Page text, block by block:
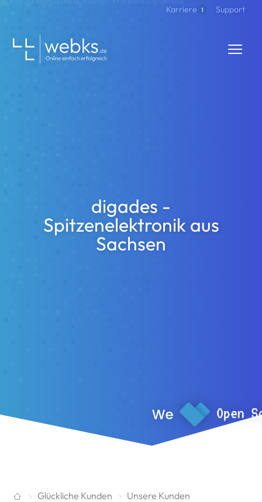
Karriere 1 Support
webks: websolutions kept simple
digades -
Spitzenelektronik aus
Sachsen
Glückliche Kunden Unsere Kunden